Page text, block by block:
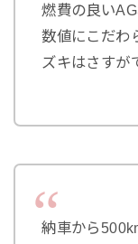
燃費の良い
数値にこだわ
ズキはさすが
納車から